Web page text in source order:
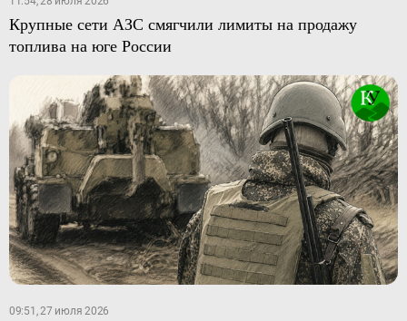
Крупные сети АЗС смягчили лимиты на продажу
топлива на юге России
09:51, 27 июля 2026